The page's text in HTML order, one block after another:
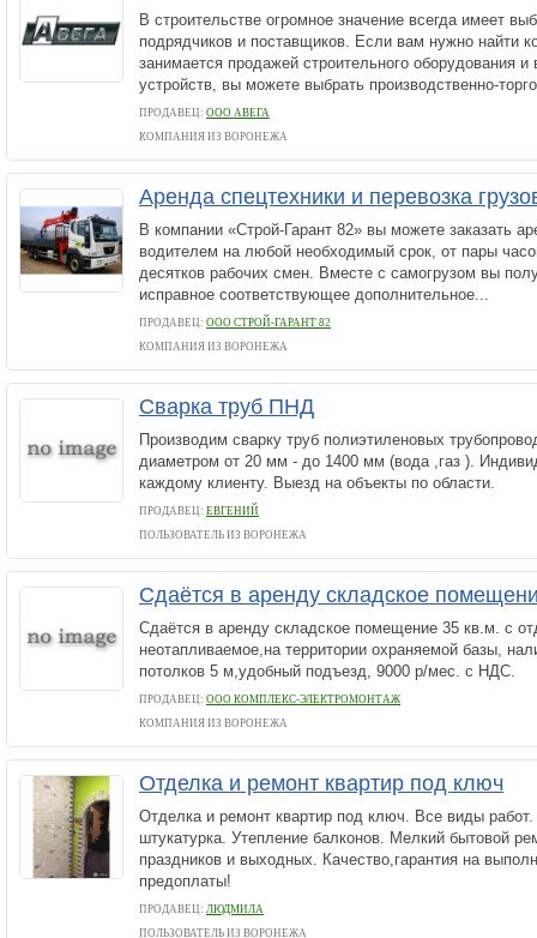
В строительстве огромное значение всегда имеет
подрядчиков и поставщиков. Если вам нужно найти
занимается продажей строительного оборудования и
устройств, вы можете выбрать производственно-
ПРОДАВЕЦ: ООО АВЕГА
КОМПАНИЯ ИЗ ВОРОНЕЖА
Аренда спецтехники и перевозка
В компании «Строй-Гарант 82» вы можете заказать
водителем на любой необходимый срок, от пары
десятков рабочих смен. Вместе с самогрузом вы
исправное соответствующее дополнительное...
ПРОДАВЕЦ: ООО СТРОЙ-ГАРАНТ 82
КОМПАНИЯ ИЗ ВОРОНЕЖА
Сварка труб ПНД
Производим сварку труб полиэтиленовых
диаметром от 20 мм - до 1400 мм (вода ,газ ).
каждому клиенту. Выезд на объекты по области.
ПРОДАВЕЦ: ЕВГЕНИЙ
ПОЛЬЗОВАТЕЛЬ ИЗ ВОРОНЕЖА
Сдаётся в аренду складское
Сдаётся в аренду складское помещение 35 кв.м. с
неотапливаемое,на территории охраняемой базы,
потолков 5 м,удобный подъезд, 9000 р/мес. с НДС.
ПРОДАВЕЦ: ООО КОМПЛЕКС-ЭЛЕКТРОМОНТАЖ
КОМПАНИЯ ИЗ ВОРОНЕЖА
Отделка и ремонт квартир под ключ
Отделка и ремонт квартир под ключ. Все виды работ.
штукатурка. Утепление балконов. Мелкий бытовой
праздников и выходных. Качество,гарантия на
предоплаты!
ПРОДАВЕЦ: ЛЮДМИЛА
ПОЛЬЗОВАТЕЛЬ ИЗ ВОРОНЕЖА